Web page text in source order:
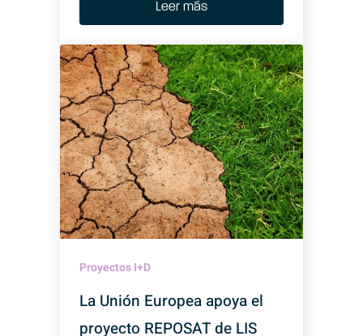
Leer más
Proyectos I+D
La Unión Europea apoya el
proyecto REPOSAT de LIS